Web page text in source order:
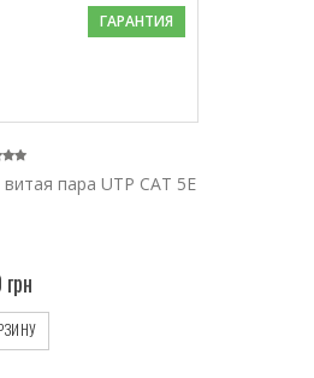
ГАРАНТИЯ
пара UTP CAT 5E